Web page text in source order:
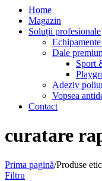
Home
Magazin
Soluții profesionale
Dale
Sport
Adeziv
Vopsea
Contact
curatare
Prima pagină/Produse
Filtru